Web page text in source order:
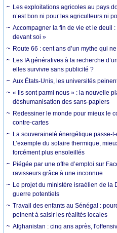
Les exploitations agricoles au pays
n’est bon ni pour les agriculteurs ni
Accompagner la fin de vie et le deuil
devant soi »
Route 66 : cent ans d’un mythe qui
Les IA génératives à la recherche
elles survivre sans publicité ?
Aux États-Unis, les universités
« Ils sont parmi nous » : la nouvelle
déshumanisation des sans-papiers
Redessiner le monde pour mieux le
contre-cartes
La souveraineté énergétique passe-
L’exemple du solaire thermique,
forcément plus ensoleillés
Piégée par une offre d’emploi sur
ravisseurs grâce à une inconnue
Le projet du ministère israélien de la
guerre potentiels
Travail des enfants au Sénégal :
peinent à saisir les réalités locales
Afghanistan : cinq ans après,